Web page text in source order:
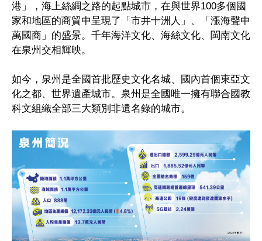
港」，海上絲綢之路的起點城市，在與世界100多個國
家和地區的商貿中呈現了「市井十洲人」、「漲海聲中
萬國商」的盛景。千年海洋文化、海絲文化、閩南文化
在泉州交相輝映。
如今，泉州是全國首批歷史文化名城、國內首個東亞文
化之都、世界遺產城市。泉州是全國唯一擁有聯合國教
科文組織全部三大類別非遺名錄的城市。